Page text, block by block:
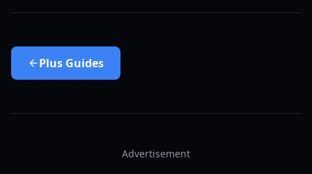
Plus Guides
Advertisement